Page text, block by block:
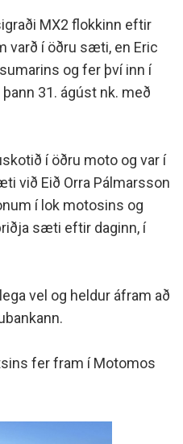
MX2 flokkinn eftir
varð í öðru sæti, en Eric
og fer því inn í
31. ágúst nk. með
í öðru moto og var í
við Eið Orra Pálmarsson
í lok motosins og
sæti eftir daginn, í
vel og heldur áfram að
fer fram í Motomos